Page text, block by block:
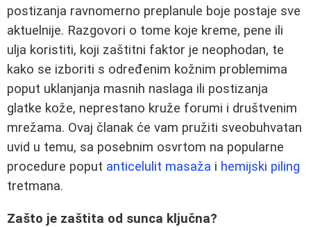
postizanja ravnomerno preplanule boje postaje sve
aktuelnije. Razgovori o tome koje kreme, pene ili
ulja koristiti, koji zaštitni faktor je neophodan, te
kako se izboriti s određenim kožnim problemima
poput uklanjanja masnih naslaga ili postizanja
glatke kože, neprestano kruže forumi i društvenim
mrežama. Ovaj članak će vam pružiti sveobuhvatan
uvid u temu, sa posebnim osvrtom na popularne
procedure poput anticelulit masaža i hemijski piling
tretmana.
Zašto je zaštita od sunca ključna?